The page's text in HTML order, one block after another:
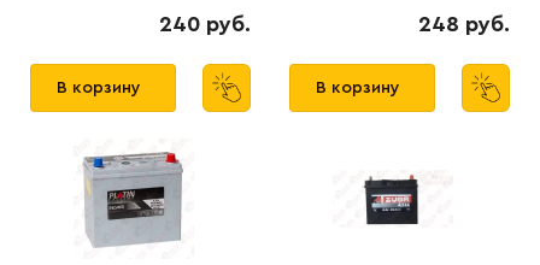
240 руб.
В корзину
248 руб.
В корзину